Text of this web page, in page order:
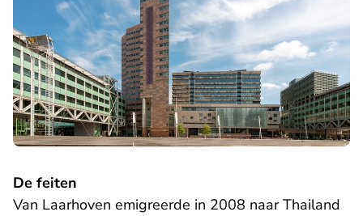
De feiten
Van Laarhoven emigreerde in 2008 naar Thailand